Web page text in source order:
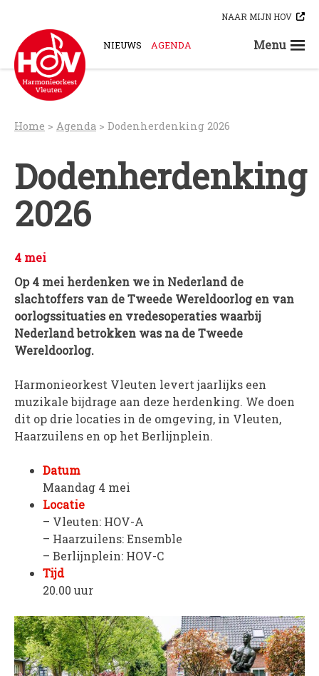
content
NAAR MIJN HOV
NIEUWS AGENDA
Menu
HOV-B
HOV-D
Saxofoonkwartet Hova Zembla
Klarinettenensemble Brandhout
PROJECTEN
Zomerorkest Vleuten
Saxophone Orchestra
Moet je Hoor’n!
HOV Loud & Proud
Bestuur
Dirigenten
Contact
WORD LID
Home > Agenda > Dodenherdenking 2026
Dodenherdenking
2026
4 mei
Op 4 mei herdenken we in Nederland de
slachtoffers van de Tweede Wereldoorlog en van
oorlogssituaties en vredesoperaties waarbij
Nederland betrokken was na de Tweede
Wereldoorlog.
Harmonieorkest Vleuten levert jaarlijks een
muzikale bijdrage aan deze herdenking. We doen
dit op drie locaties in de omgeving, in Vleuten,
Haarzuilens en op het Berlijnplein.
Datum
Maandag 4 mei
Locatie
– Vleuten: HOV-A
– Haarzuilens: Ensemble
– Berlijnplein: HOV-C
Tijd
20.00 uur